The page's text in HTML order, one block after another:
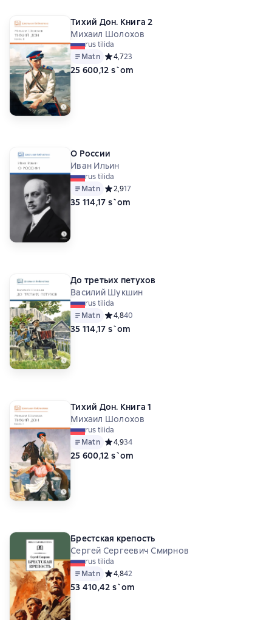
Тихий Дон. Книга 2
Михаил Шолохов
rus tilida
Matn Средний рейтинг 4,7 на основе 23 оценок
4,723
25 600,12 s`om
О России
Иван Ильин
rus tilida
Matn Средний рейтинг 2,9 на основе 17 оценок
2,917
35 114,17 s`om
До третьих петухов
Василий Шукшин
rus tilida
Matn Средний рейтинг 4,8 на основе 40 оценок
4,840
35 114,17 s`om
Тихий Дон. Книга 1
Михаил Шолохов
rus tilida
Matn Средний рейтинг 4,9 на основе 34 оценок
4,934
25 600,12 s`om
Брестская крепость
Сергей Сергеевич Смирнов
rus tilida
Matn Средний рейтинг 4,8 на основе 42 оценок
4,842
53 410,42 s`om